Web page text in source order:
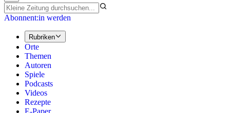
Abonnent:in werden
Rubriken
Orte
Themen
Autoren
Spiele
Podcasts
Videos
Rezepte
E-Paper